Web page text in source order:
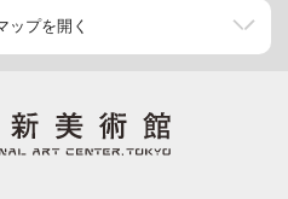
ップを開く